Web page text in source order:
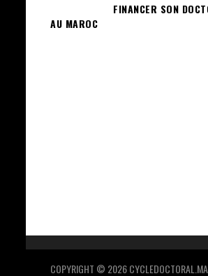
FINANCER SON
AU MAROC
COPYRIGHT © 2026 CYCLEDOCTORAL.MA